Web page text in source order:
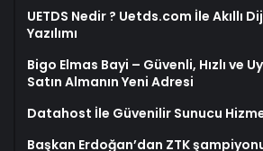
UETDS Nedir ? Uetds.com İle Akıllı
Yazılımı
Bigo Elmas Bayi – Güvenli, Hızlı ve
Satın Almanın Yeni Adresi
Datahost İle Güvenilir Sunucu
Başkan Erdoğan’dan ZTK